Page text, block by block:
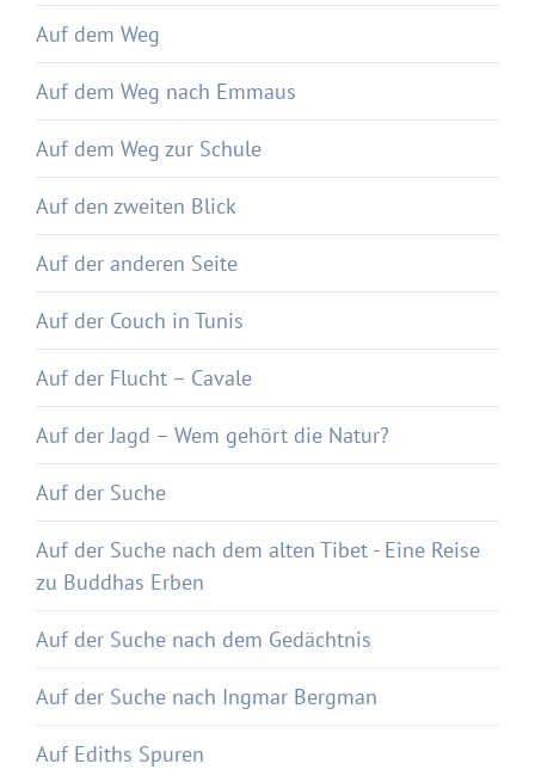
Auf dem Weg
Auf dem Weg nach Emmaus
Auf dem Weg zur Schule
Auf den zweiten Blick
Auf der anderen Seite
Auf der Couch in Tunis
Auf der Flucht – Cavale
Auf der Jagd – Wem gehört die Natur?
Auf der Suche
Auf der Suche nach dem alten Tibet - Eine Reise
zu Buddhas Erben
Auf der Suche nach dem Gedächtnis
Auf der Suche nach Ingmar Bergman
Auf Ediths Spuren